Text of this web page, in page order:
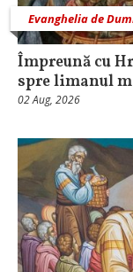
Evanghelia de
Împreună cu
spre limanul
02 Aug, 2026